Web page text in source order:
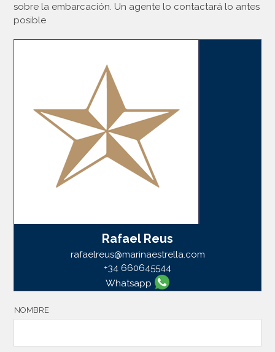
sobre la embarcación. Un agente lo contactará lo antes
posible
Rafael Reus
rafaelreus@marinaestrella.com
+34 660645544
Whatsapp
NOMBRE